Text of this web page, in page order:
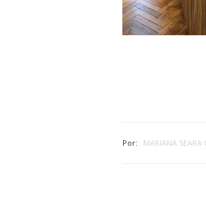
Por: MARIANA SEARA